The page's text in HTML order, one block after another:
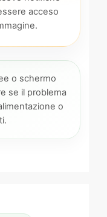
acceso
o schermo
se il problema
o